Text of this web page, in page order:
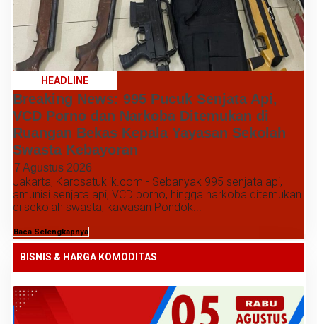
HEADLINE
Breaking News: 995 Pucuk Senjata Api,
VCD Porno dan Narkoba Ditemukan di
Ruangan Bekas Kepala Yayasan Sekolah
Swasta Kebayoran
7 Agustus 2026
Jakarta, Karosatuklik.com - Sebanyak 995 senjata api,
amunisi senjata api, VCD porno, hingga narkoba ditemukan
di sekolah swasta, kawasan Pondok...
Baca Selengkapnya
BISNIS & HARGA KOMODITAS